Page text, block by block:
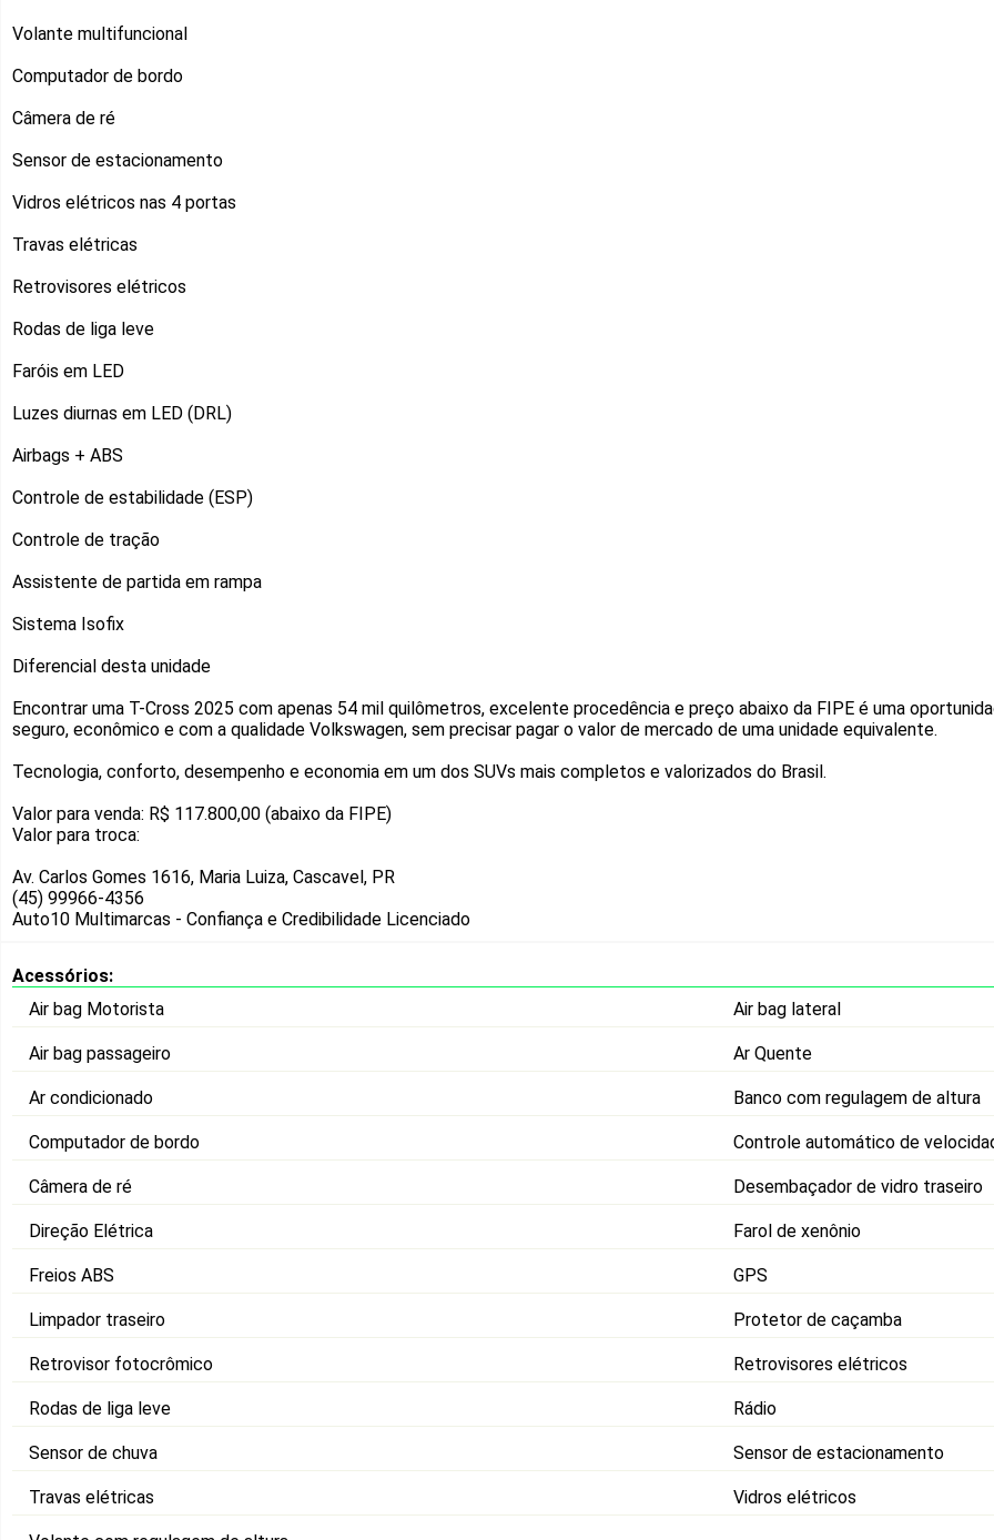
Volante multifuncional
Computador de bordo
Câmera de ré
Sensor de estacionamento
Vidros elétricos nas 4 portas
Travas elétricas
Retrovisores elétricos
Rodas de liga leve
Faróis em LED
Luzes diurnas em LED (DRL)
Airbags + ABS
Controle de estabilidade (ESP)
Controle de tração
Assistente de partida em rampa
Sistema Isofix
Diferencial desta unidade
Encontrar uma T-Cross 2025 com apenas 54 mil quilômetros, excelente procedência e preço abaixo da FIPE é uma
seguro, econômico e com a qualidade Volkswagen, sem precisar pagar o valor de mercado de uma unidade equivalente.
Tecnologia, conforto, desempenho e economia em um dos SUVs mais completos e valorizados do Brasil.
Valor para venda: R$ 117.800,00 (abaixo da FIPE)
Valor para troca:
Av. Carlos Gomes 1616, Maria Luiza, Cascavel, PR
(45) 99966-4356
Auto10 Multimarcas - Confiança e Credibilidade Licenciado
Acessórios:
Air bag Motorista
Air bag lateral
Air bag passageiro Ar Quente
Ar condicionado Banco com regulagem de altura
Computador de bordo Controle automático de
Câmera de ré Desembaçador de vidro traseiro
Direção Elétrica Farol de xenônio
Freios ABS GPS
Limpador traseiro Protetor de caçamba
Retrovisor fotocrômico Retrovisores elétricos
Rodas de liga leve Rádio
Sensor de chuva Sensor de estacionamento
Travas elétricas Vidros elétricos